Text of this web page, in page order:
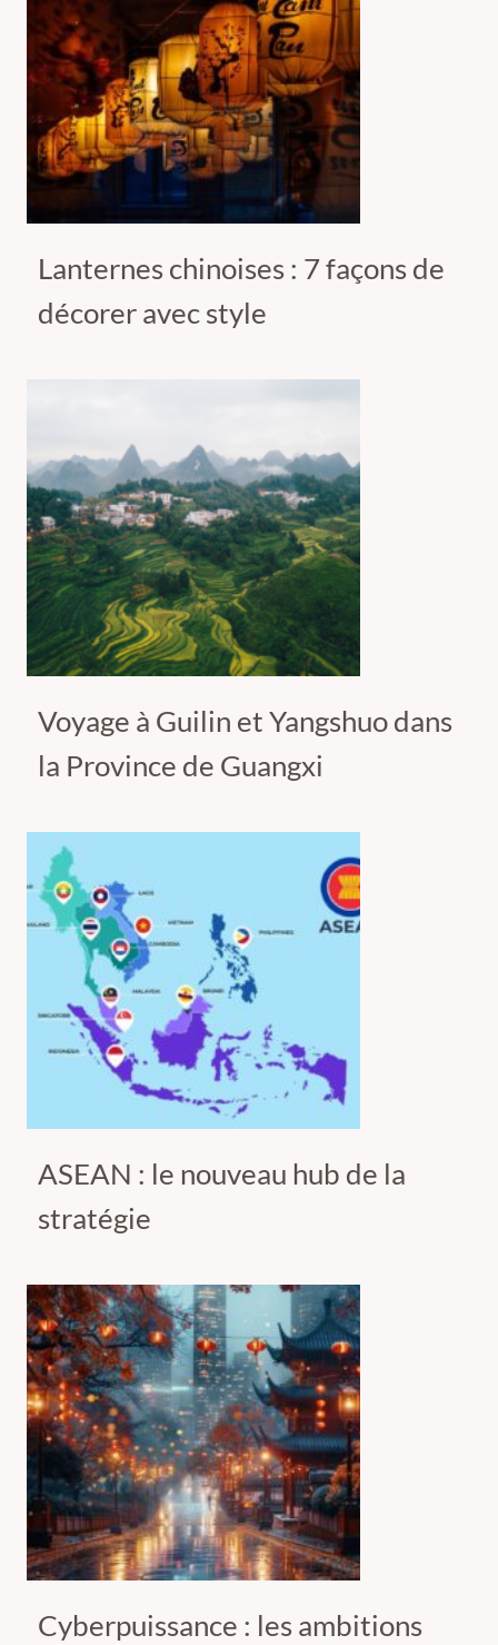
Lanternes chinoises : 7 façons de
décorer avec style
Voyage à Guilin et Yangshuo dans
la Province de Guangxi
ASEAN : le nouveau hub de la
stratégie
Cyberpuissance : les ambitions